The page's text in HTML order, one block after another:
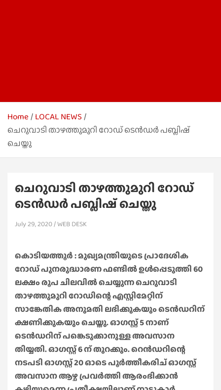
Home LOCAL NEWS
ചെറുവാടി താഴത്തുമുറി റോഡ് ടെൻഡർ പബ്ലിഷ്
ചെയ്തു
ചെറുവാടി താഴത്തുമുറി റോഡ്
ടെൻഡർ പബ്ലിഷ് ചെയ്തു
July 29, 2020 WEB DESK
കൊടിയത്തൂർ : മുഖ്യമന്ത്രിയുടെ പ്രാദേശിക
റോഡ് പുനരുദ്ധാരണ ഫണ്ടിൽ ഉൾപ്പെടുത്തി 60
ലക്ഷം രൂപ ചിലവിൽ ചെയ്യുന്ന ചെറുവാടി
താഴത്തുമുറി റോഡിന്റെ എസ്റ്റിമേറ്റിന്
സാങ്കേതിക അനുമതി ലഭിക്കുകയും ടെൻഡറിന്
ക്ഷണിക്കുകയും ചെയ്തു. ഓഗസ്റ്റ് 5 നാണ്
ടെൻഡറിന് പങ്കെടുക്കാനുള്ള അവസാന
തിയ്യതി. ഓഗസ്റ്റ് 6 ന് തുറക്കും. റെൻഡറിന്റെ
നടപടി ഓഗസ്റ്റ് 20 ഓടെ പൂർത്തീകരിച് ഓഗസ്റ്റ്
അവസാന ആഴ്ച പ്രവർത്തി ആരംഭിക്കാൻ